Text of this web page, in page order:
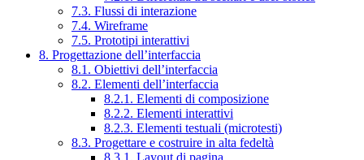
7.3. Flussi di interazione
7.4. Wireframe
7.5. Prototipi interattivi
8. Progettazione dell’interfaccia
8.1. Obiettivi dell’interfaccia
8.2. Elementi dell’interfaccia
8.2.1. Elementi di composizione
8.2.2. Elementi interattivi
8.2.3. Elementi testuali (microtesti)
8.3. Progettare e costruire in alta fedeltà
8.3.1. Layout di pagina